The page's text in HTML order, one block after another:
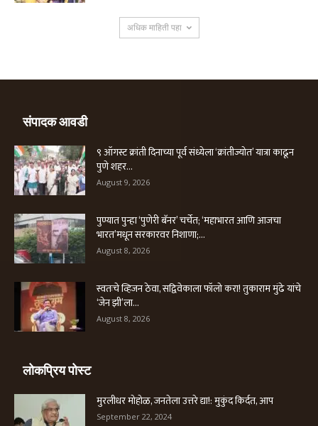
अधिक माहिती पहा
संपादक आवडी
९ ऑगस्ट क्रांती दिनाच्या पूर्व संध्येला ‘क्रांतीज्योत’ यात्रा काढून
पुणे शहर...
August 9, 2026
पुण्यात पुन्हा ‘पुणेरी बॅनर’ चर्चेत; ‘महाभारत आणि आजचा
भारत’मधून सरकारवर निशाणा;...
August 8, 2026
स्वतःचे व्हिजन ठेवा, सद्विवेकाला फॉलो करा! तुकाराम मुंढे यांचे
‘जेन झी’ला...
August 8, 2026
लोकप्रिय पोस्ट
मुरलीधर मोहोळ, जनतेला उत्तरे द्या!: मुकुंद किर्दत, आप
September 22, 2024